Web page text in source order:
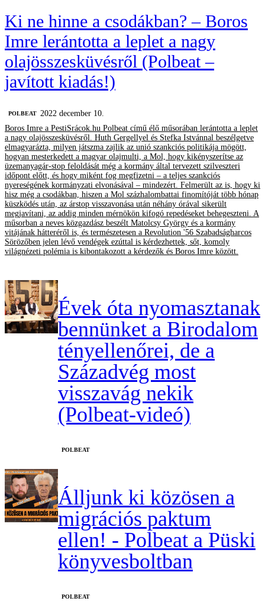
Ki ne hinne a csodákban? – Boros
Imre lerántotta a leplet a nagy
olajösszesküvésről (Polbeat –
javított kiadás!)
‎POLBEAT
2022 december 10.
Boros Imre a PestiSrácok.hu Polbeat című élő műsorában lerántotta a leplet
a nagy olajösszesküvésről. Huth Gergellyel és Stefka Istvánnal beszélgetve
elmagyarázta, milyen játszma zajlik az unió szankciós politikája mögött,
hogyan mesterkedett a magyar olajmulti, a Mol, hogy kikényszerítse az
üzemanyagár-stop feloldását még a kormány által tervezett szilveszteri
időpont előtt, és hogy miként fog megfizetni – a teljes szankciós
nyereségének kormányzati elvonásával – mindezért. Felmerült az is, hogy ki
hisz még a csodákban, hiszen a Mol százhalombattai finomítóját több hónap
küszködés után, az árstop visszavonása után néhány órával sikerült
megjavítani, az addig minden mérnökön kifogó repedéseket behegeszteni. A
műsorban a neves közgazdász beszélt Matolcsy György és a kormány
vitájának hátteréről is, és természetesen a Revolution '56 Szabadságharcos
Sörözőben jelen lévő vendégek ezúttal is kérdezhettek, sőt, komoly
világnézeti polémia is kibontakozott a kérdezők és Boros Imre között.
Évek óta nyomasztanak
bennünket a Birodalom
tényellenőrei, de a
Századvég most
visszavág nekik
(Polbeat-videó)
‎POLBEAT
Álljunk ki közösen a
migrációs paktum
ellen! - Polbeat a Püski
könyvesboltban
‎POLBEAT